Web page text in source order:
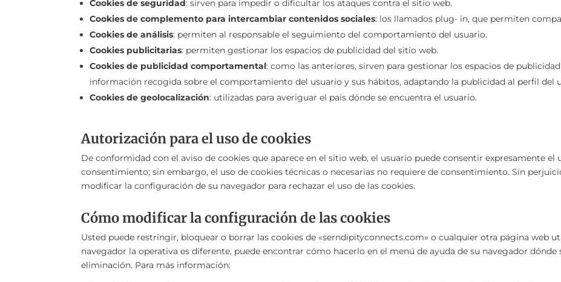
Cookies de seguridad: sirven para impedir o dificultar los ataques contra el sitio web.
Cookies de complemento para intercambiar contenidos sociales: los llamados plug- in, que permiten
Cookies de análisis: permiten al responsable el seguimiento del comportamiento del usuario.
Cookies publicitarias: permiten gestionar los espacios de publicidad del sitio web.
Cookies de publicidad comportamental: como las anteriores, sirven para gestionar los espacios de
información recogida sobre el comportamiento del usuario y sus hábitos, adaptando la publicidad al perfil del
Cookies de geolocalización: utilizadas para averiguar el país dónde se encuentra el usuario.
Autorización para el uso de cookies
De conformidad con el aviso de cookies que aparece en el sitio web, el usuario puede consentir expresamente el
consentimiento; sin embargo, el uso de cookies técnicas o necesarias no requiere de consentimiento. Sin
modificar la configuración de su navegador para rechazar el uso de las cookies.
Cómo modificar la configuración de las cookies
Usted puede restringir, bloquear o borrar las cookies de «serndipityconnects.com» o cualquier otra página web
navegador la operativa es diferente, puede encontrar cómo hacerlo en el menú de ayuda de su navegador
eliminación. Para más información: